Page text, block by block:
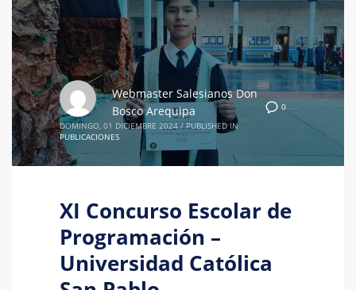
0
Webmaster Salesianos Don
Bosco Arequipa
DOMINGO, 01 DICIEMBRE 2024 / PUBLISHED IN
PUBLICACIONES
XI Concurso Escolar de
Programación –
Universidad Católica